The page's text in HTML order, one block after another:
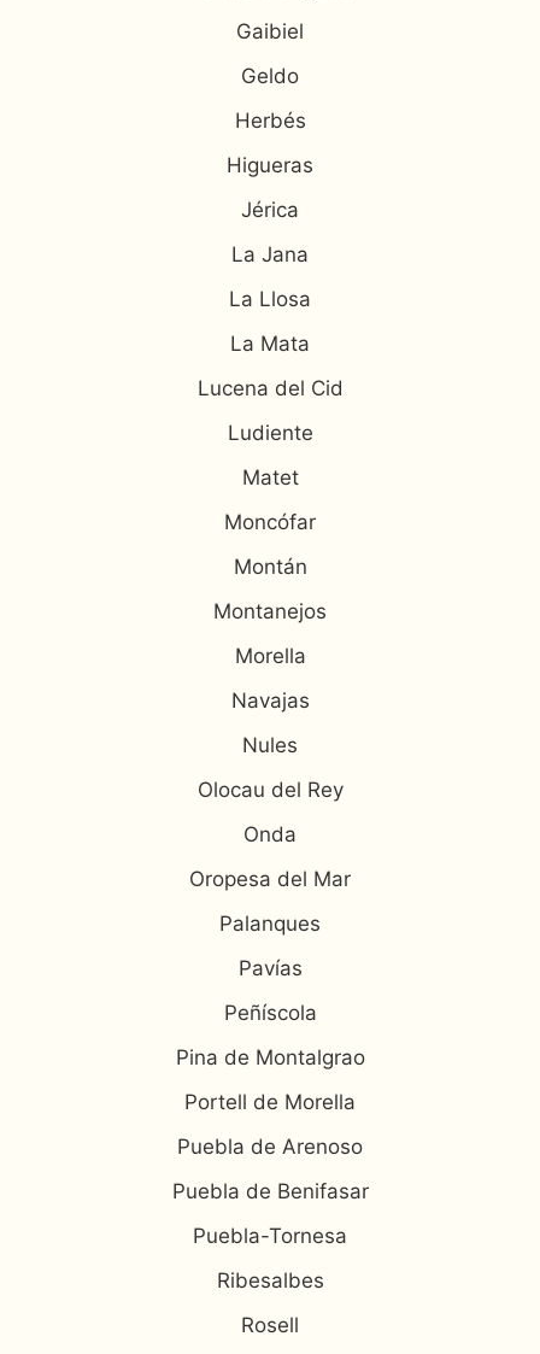
Gaibiel
Geldo
Herbés
Higueras
Jérica
La Jana
La Llosa
La Mata
Lucena del Cid
Ludiente
Matet
Moncófar
Montán
Montanejos
Morella
Navajas
Nules
Olocau del Rey
Onda
Oropesa del Mar
Palanques
Pavías
Peñíscola
Pina de Montalgrao
Portell de Morella
Puebla de Arenoso
Puebla de Benifasar
Puebla-Tornesa
Ribesalbes
Rosell